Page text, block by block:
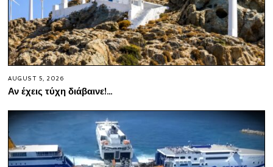
AUGUST 5, 2026
Αν έχεις τύχη διάβαινε!…